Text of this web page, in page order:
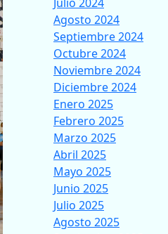
Agosto 2024
Septiembre 2024
Octubre 2024
Noviembre 2024
Diciembre 2024
Enero 2025
Febrero 2025
Marzo 2025
Abril 2025
Mayo 2025
Junio 2025
Julio 2025
Agosto 2025